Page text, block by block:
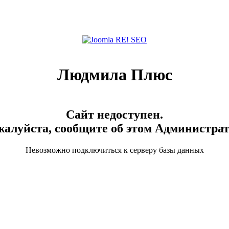
Людмила Плюс
Сайт недоступен.
сообщите об этом
Невозможно подключиться к серверу базы данных